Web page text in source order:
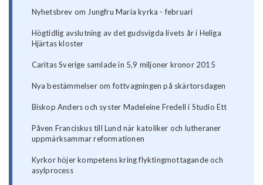
Nyhetsbrev om Jungfru Maria kyrka - februari
Högtidlig avslutning av det gudsvigda livets år i Heliga
Hjärtas kloster
Caritas Sverige samlade in 5,9 miljoner kronor 2015
Nya bestämmelser om fottvagningen på skärtorsdagen
Biskop Anders och syster Madeleine Fredell i Studio Ett
Påven Franciskus till Lund när katoliker och lutheraner
uppmärksammar reformationen
Kyrkor höjer kompetens kring flyktingmottagande och
asylprocess